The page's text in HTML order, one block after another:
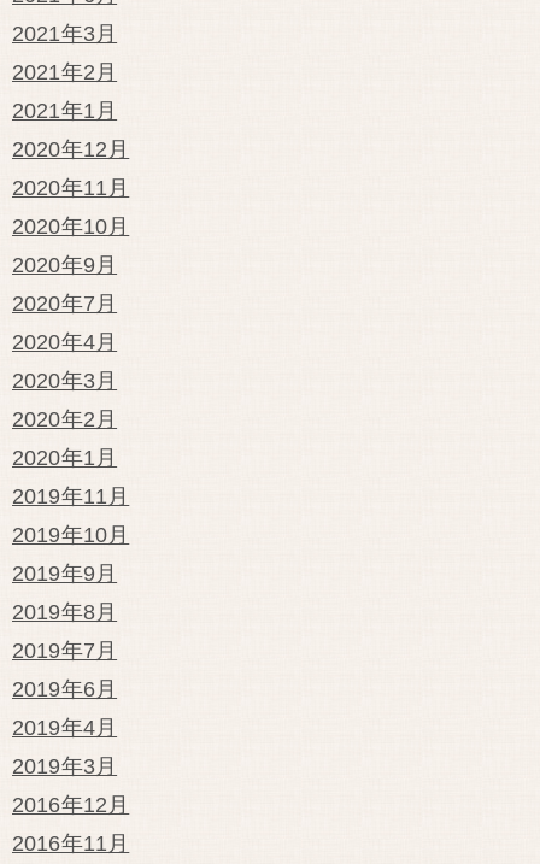
2021年3月
2021年2月
2021年1月
2020年12月
2020年11月
2020年10月
2020年9月
2020年7月
2020年4月
2020年3月
2020年2月
2020年1月
2019年11月
2019年10月
2019年9月
2019年8月
2019年7月
2019年6月
2019年4月
2019年3月
2016年12月
2016年11月